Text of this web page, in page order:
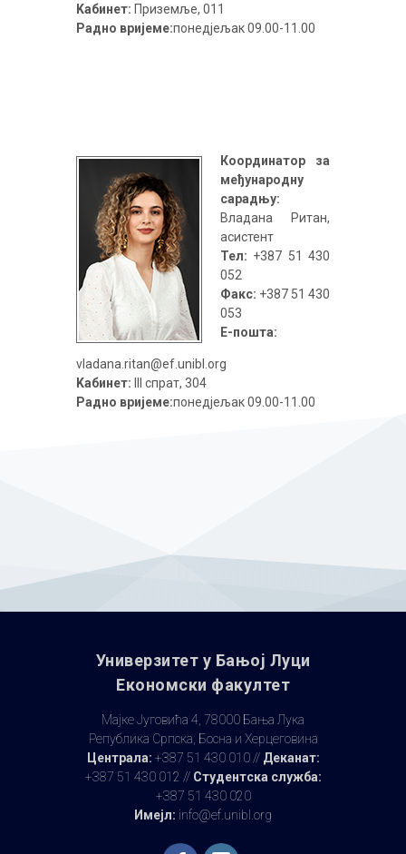
Kaбинет: Приземље, 011
Радно вријеме:понедјељак 09.00-11.00
Координатор за
међународну
сарадњу:
Владана Ритан,
асистент
Тел: +387 51 430
052
Факс: +387 51 430
053
Е-пошта:
vladana.ritan@ef.unibl.org
Kaбинет: III спрат, 304
Радно вријеме:понедјељак 09.00-11.00
Универзитет у Бањoj Луци
Економски факултет
Мајке Југовића 4, 78000 Бања Лука
Република Српска, Босна и Херцеговина
Централа: +387 51 430 010 // Деканат:
+387 51 430 012 // Студентска служба:
+387 51 430 020
Имејл: info@ef.unibl.org